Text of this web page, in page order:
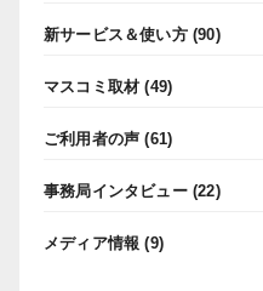
新サービス＆使い方(90)
マスコミ取材 (49)
ご利用者の声 (61)
事務局インタビュー(22)
メディア情報 (9)